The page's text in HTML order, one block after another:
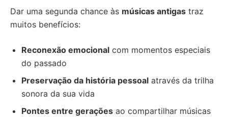
Dar uma segunda chance às músicas antigas traz
muitos benefícios:
Reconexão emocional com momentos especiais
do passado
Preservação da história pessoal através da trilha
sonora da sua vida
Pontes entre gerações ao compartilhar músicas